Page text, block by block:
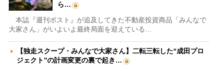
ら…
本誌『週刊ポスト』が追及してきた不動産投資商品「みんなで
大家さん」がいよいよ最終局面を迎えている…
【独走スクープ・みんなで大家さん】二転三転した“成田プロ
ジェクト”の計画変更の裏で起き…